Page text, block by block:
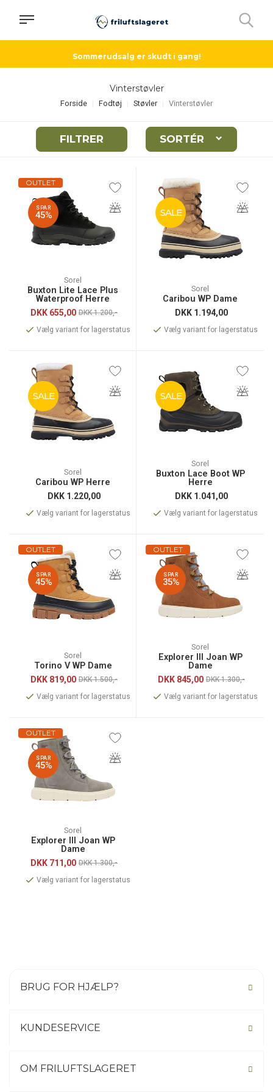
Sommerudsalg er skudt i gang!
Vinterstøvler
Forside Fodtøj Støvler Vinterstøvler
FILTRER SORTÉR
OUTLET
SPAR
45%
Sorel
Buxton Lite Lace Plus
Waterproof Herre
DKK 655,00 DKK 1.200,-
Vælg variant for lagerstatus
SALE
Sorel
Caribou WP Dame
DKK 1.194,00
Vælg variant for lagerstatus
SALE
Sorel
Caribou WP Herre
DKK 1.220,00
Vælg variant for lagerstatus
SALE
Sorel
Buxton Lace Boot WP
Herre
DKK 1.041,00
Vælg variant for lagerstatus
OUTLET
SPAR
45%
Sorel
Torino V WP Dame
DKK 819,00 DKK 1.500,-
Vælg variant for lagerstatus
OUTLET
SPAR
35%
Sorel
Explorer III Joan WP
Dame
DKK 845,00 DKK 1.300,-
Vælg variant for lagerstatus
OUTLET
SPAR
45%
Sorel
Explorer III Joan WP
Dame
DKK 711,00 DKK 1.300,-
Vælg variant for lagerstatus
BRUG FOR HJÆLP?
KUNDESERVICE
OM FRILUFTSLAGERET